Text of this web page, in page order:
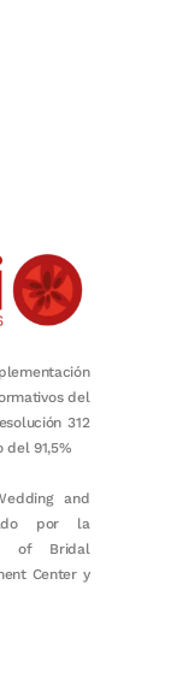
del
312
del 91,5%
and
por la
of Bridal
Center y